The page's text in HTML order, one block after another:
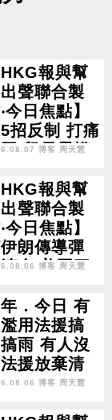
HKG報與幫
聲聯合製
今日焦點】
招反制 打痛
貿易霸權
博客 周天慧
HKG報與幫
聲聯合製
今日焦點】
朗傳導彈
倉 美國三
崩 經濟損
博客 周天慧
．今日 有
用法援搞
雨 有人沒
援放棄清
博客 周天慧